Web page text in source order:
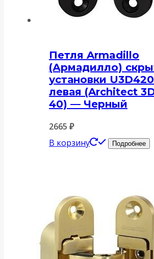
Петля Armadillo
(Армадилло)
установки
левая (Architect
40) — Черный
2665 ₽
В корзину
Подробнее